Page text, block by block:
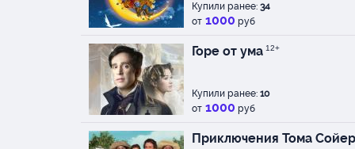
Купили ранее: 34
от 1000 руб
Горе от ума 12+
Купили ранее: 10
от 1000 руб
Приключения Тома